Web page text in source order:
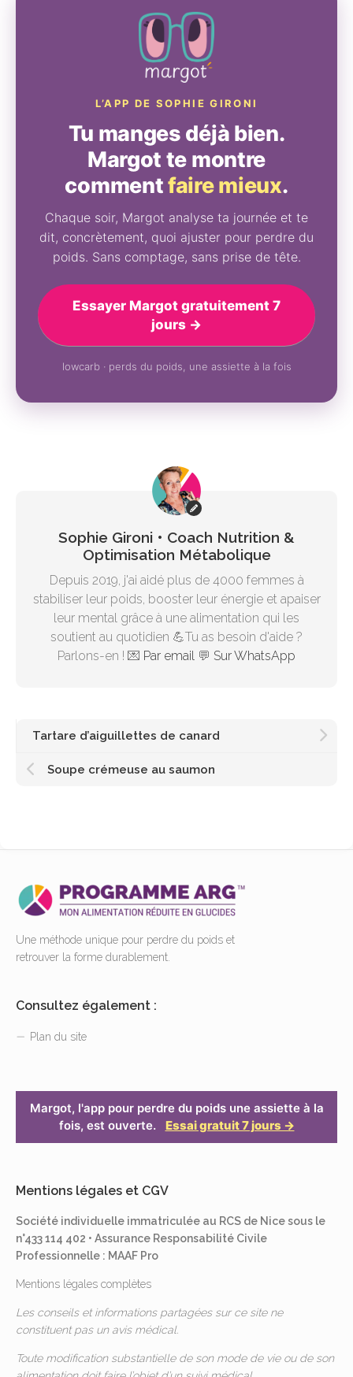
L’APP DE SOPHIE GIRONI
Tu manges déjà bien.
Margot te montre
commentfaire mieux.
Chaque soir, Margot analyse ta journée et te
dit, concrètement, quoi ajuster pour perdre du
poids. Sans comptage, sans prise de tête.
Essayer Margot gratuitement 7
jours →
lowcarb · perds du poids, une assiette à la fois
Sophie Gironi • Coach Nutrition &
Optimisation Métabolique
Depuis 2019, j'ai aidé plus de 4000 femmes à
stabiliser leur poids, booster leur énergie et apaiser
leur mental grâce à une alimentation qui les
soutient au quotidien 💪Tu as besoin d'aide ?
Parlons-en ! 💌 Par email 💬 Sur WhatsApp
Tartare d’aiguillettes de canard
Soupe crémeuse au saumon
Une méthode unique pour perdre du poids et
retrouver la forme durablement.
Consultez également :
Plan du site
Margot, l'app pour perdre du poids une assiette à la
fois, est ouverte.
Essai gratuit 7 jours →
Mentions légales et CGV
Société individuelle immatriculée au RCS de Nice sous le
n°433 114 402 • Assurance Responsabilité Civile
Professionnelle : MAAF Pro
Mentions légales complètes
Les conseils et informations partagées sur ce site ne
constituent pas un avis médical.
Toute modification substantielle de son mode de vie ou de son